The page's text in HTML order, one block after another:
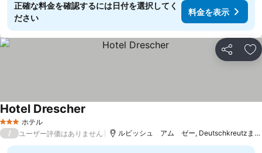
正確な料金を確認するには日付を選択してく
ださい
料金を表示
シェア お
3 ホテルのランク
ホテル
Hotel Drescher
/ ユーザー評価はありません ルビッシュ アム ゼー, Deutschkreutzまで